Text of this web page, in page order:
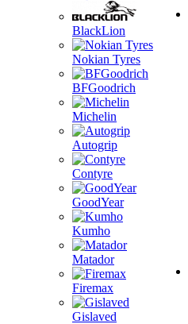
BlackLion
Nokian Tyres
BFGoodrich
Michelin
Autogrip
Contyre
GoodYear
Kumho
Matador
Firemax
Gislaved